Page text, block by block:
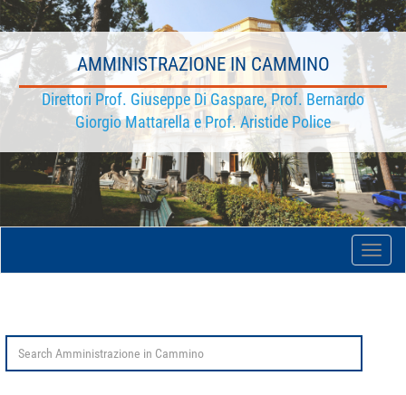
AMMINISTRAZIONE IN CAMMINO
Direttori Prof. Giuseppe Di Gaspare, Prof. Bernardo
Giorgio Mattarella e Prof. Aristide Police
Toggle
for: